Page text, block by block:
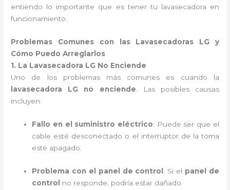
entiendo lo importante que es tener tu lavasecadora en
funcionamiento.
Problemas Comunes con las Lavasecadoras LG y
Cómo Puedo Arreglarlos
1. La Lavasecadora LG No Enciende
Uno de los problemas más comunes es cuando la
lavasecadora LG no enciende. Las posibles causas
incluyen:
Fallo en el suministro eléctrico: Puede ser que el
cable esté desconectado o el interruptor de la toma
esté apagado.
Problema con el panel de control : Si el panel de
control
no responde, podría estar dañado.